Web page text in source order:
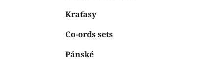
Kraťasy
Co-ords sets
Pánské